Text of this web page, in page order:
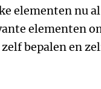
elementen nu
elementen
bepalen en